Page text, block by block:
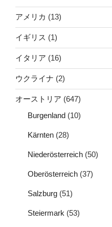
アメリカ (13)
イギリス (1)
イタリア (16)
ウクライナ (2)
オーストリア (647)
Burgenland (10)
Kärnten (28)
Niederösterreich (50)
Oberösterreich (37)
Salzburg (51)
Steiermark (53)